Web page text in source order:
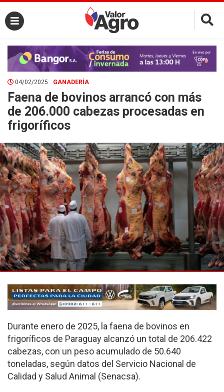
×
04/02/2025 GANADERÍA
Faena de bovinos arrancó con más
de 206.000 cabezas procesadas en
frigoríficos
Durante enero de 2025, la faena de bovinos en
frigoríficos de Paraguay alcanzó un total de 206.422
cabezas, con un peso acumulado de 50.640
toneladas, según datos del Servicio Nacional de
Calidad y Salud Animal (Senacsa).